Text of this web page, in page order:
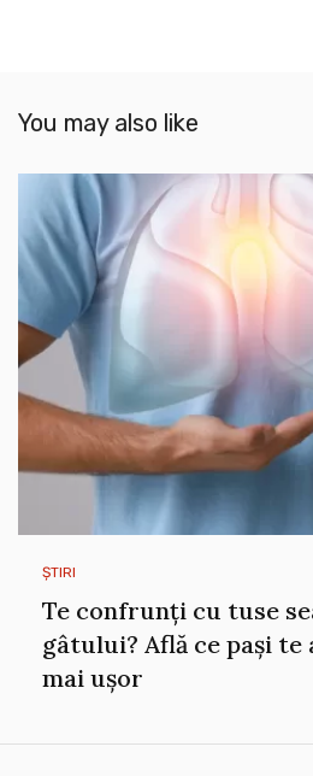
You may also like
ȘTIRI
Te confrunți cu tuse
gâtului? Află ce pași
mai ușor